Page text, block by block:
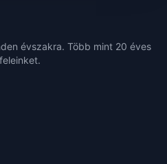
évszakra. Több mint 20 éves